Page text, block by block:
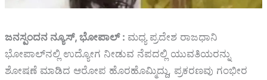
ಜನಸ್ಪಂದನ ನ್ಯೂಸ್‌, ಭೋಪಾಲ್‌ : ಮಧ್ಯ ಪ್ರದೇಶ ರಾಜಧಾನಿ
ಭೋಪಾಲ್‌ನಲ್ಲಿ ಉದ್ಯೋಗ ನೀಡುವ ನೆಪದಲ್ಲಿ ಯುವತಿಯರನ್ನು
ಶೋಷಣೆ ಮಾಡಿದ ಆರೋಪ ಹೊರಹೊಮ್ಮಿದ್ದು, ಪ್ರಕರಣವು ಗಂಭೀರ